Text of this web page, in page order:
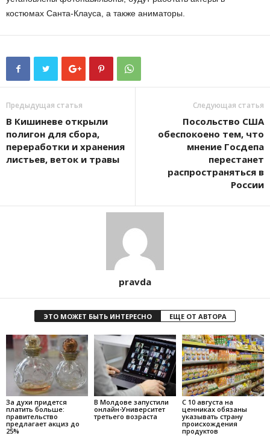
костюмах Санта-Клауса, а также аниматоры.
Предыдущая статья
В Кишиневе открыли
полигон для сбора,
переработки и хранения
листьев, веток и травы
Следующая статья
Посольство США
обеспокоено тем, что
мнение Госдепа
перестанет
распространяться в
России
pravda
ЭТО МОЖЕТ БЫТЬ ИНТЕРЕСНО ЕЩЕ ОТ АВТОРА
За духи придется
платить больше:
правительство
предлагает акциз до
25%
В Молдове запустили
онлайн-Университет
третьего возраста
С 10 августа на
ценниках обязаны
указывать страну
происхождения
продуктов